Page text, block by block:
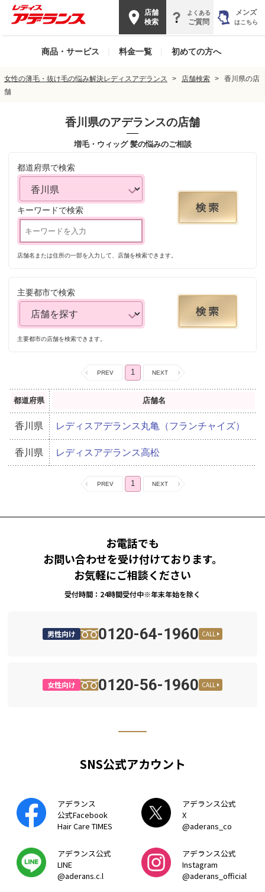
店舗
検索
よくある
ご質問
メンズ
はこちら
商品・サービス 料金一覧 初めての方へ
女性の薄毛・抜け毛の悩み解決レディスアデランス 店舗検索
香川県の店
舗
香川県のアデランスの店舗
増毛・ウィッグ 髪の悩みのご相談
都道府県で検索
キーワードで検索
店舗名または住所の一部を入力して、店舗を検索できます。
主要都市で検索
主要都市の店舗を検索できます。
1
都道府県 店舗名
香川県 レディスアデランス丸亀（フランチャイズ）
香川県 レディスアデランス高松
1
お電話でも
お問い合わせを受け付けております。
お気軽にご相談ください
受付時間：24時間受付中※年末年始を除く
男性向け 0120-64-1960 CALL
女性向け 0120-56-1960 CALL
SNS公式アカウント
アデランス
公式Facebook
Hair Care TIMES
アデランス公式
X
@aderans_co
アデランス公式
LINE
@aderans.c.l
アデランス公式
Instagram
@aderans_official